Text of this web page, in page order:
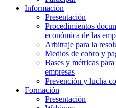
Información
Presentación
Procedimientos
económica de las
Arbitraje para la
Medios de cobro y
Bases y métricas
empresas
Prevención y lucha
Formación
Presentación